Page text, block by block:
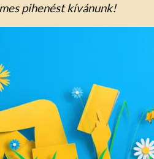
pihenést kívánunk!